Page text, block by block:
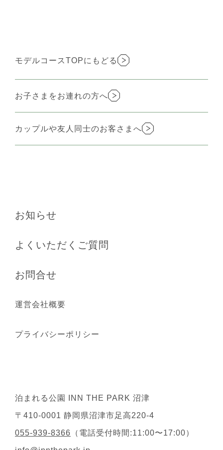
モデルコースTOPにもどる
お子さまをお連れの方へ
カップルや友人同士のお客さまへ
お知らせ
よくいただくご質問
お問合せ
運営会社概要
プライバシーポリシー
泊まれる公園 INN THE PARK 沼津
〒410-0001 静岡県沼津市足高220-4
055-939-8366 （電話受付時間:11:00〜17:00）